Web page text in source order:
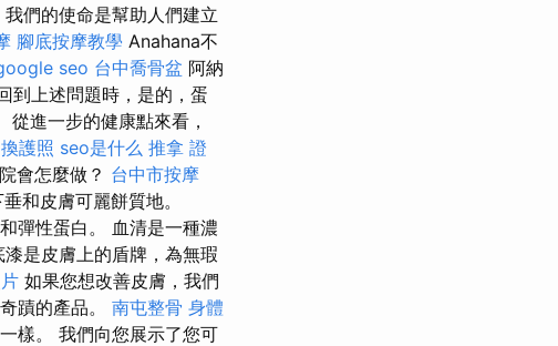
我們的使命是幫助人們建立
腳底按摩教學 Anahana不
seo 台中喬骨盆 阿納
到上述問題時，是的，蛋
進一步的健康點來看，
換護照 seo是什么 推拿 證
會怎麼做？ 台中市按摩
和皮膚可麗餅質地。
彈性蛋白。 血清是一種濃
漆是皮膚上的盾牌，為無瑕
如果您想改善皮膚，我們
蹟的產品。 南屯整骨 身體
樣。 我們向您展示了您可